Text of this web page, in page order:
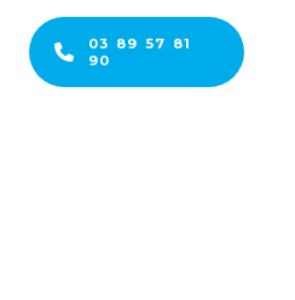
03 89 57 81
90